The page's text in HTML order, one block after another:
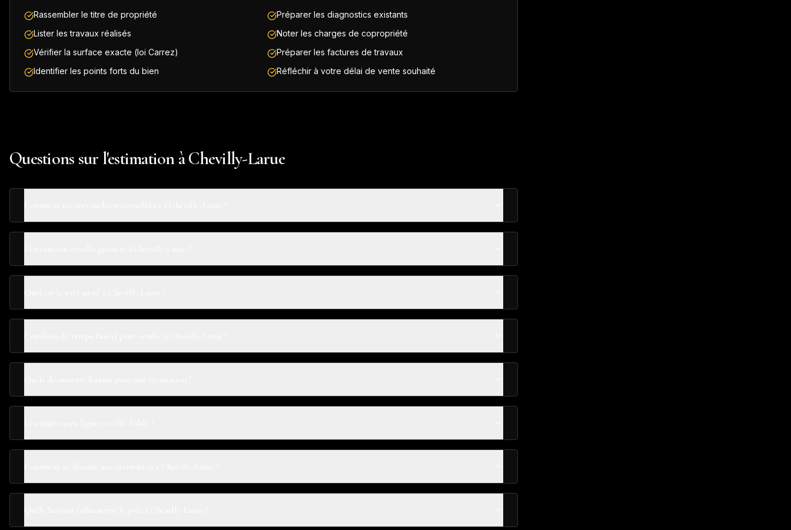
Rassembler le titre de propriété
Préparer les diagnostics existants
Lister les travaux réalisés
Noter les charges de copropriété
Vérifier la surface exacte (loi Carrez)
Préparer les factures de travaux
Identifier les points forts du bien
Réfléchir à votre délai de vente souhaité
Questions sur l'estimation à Chevilly-Larue